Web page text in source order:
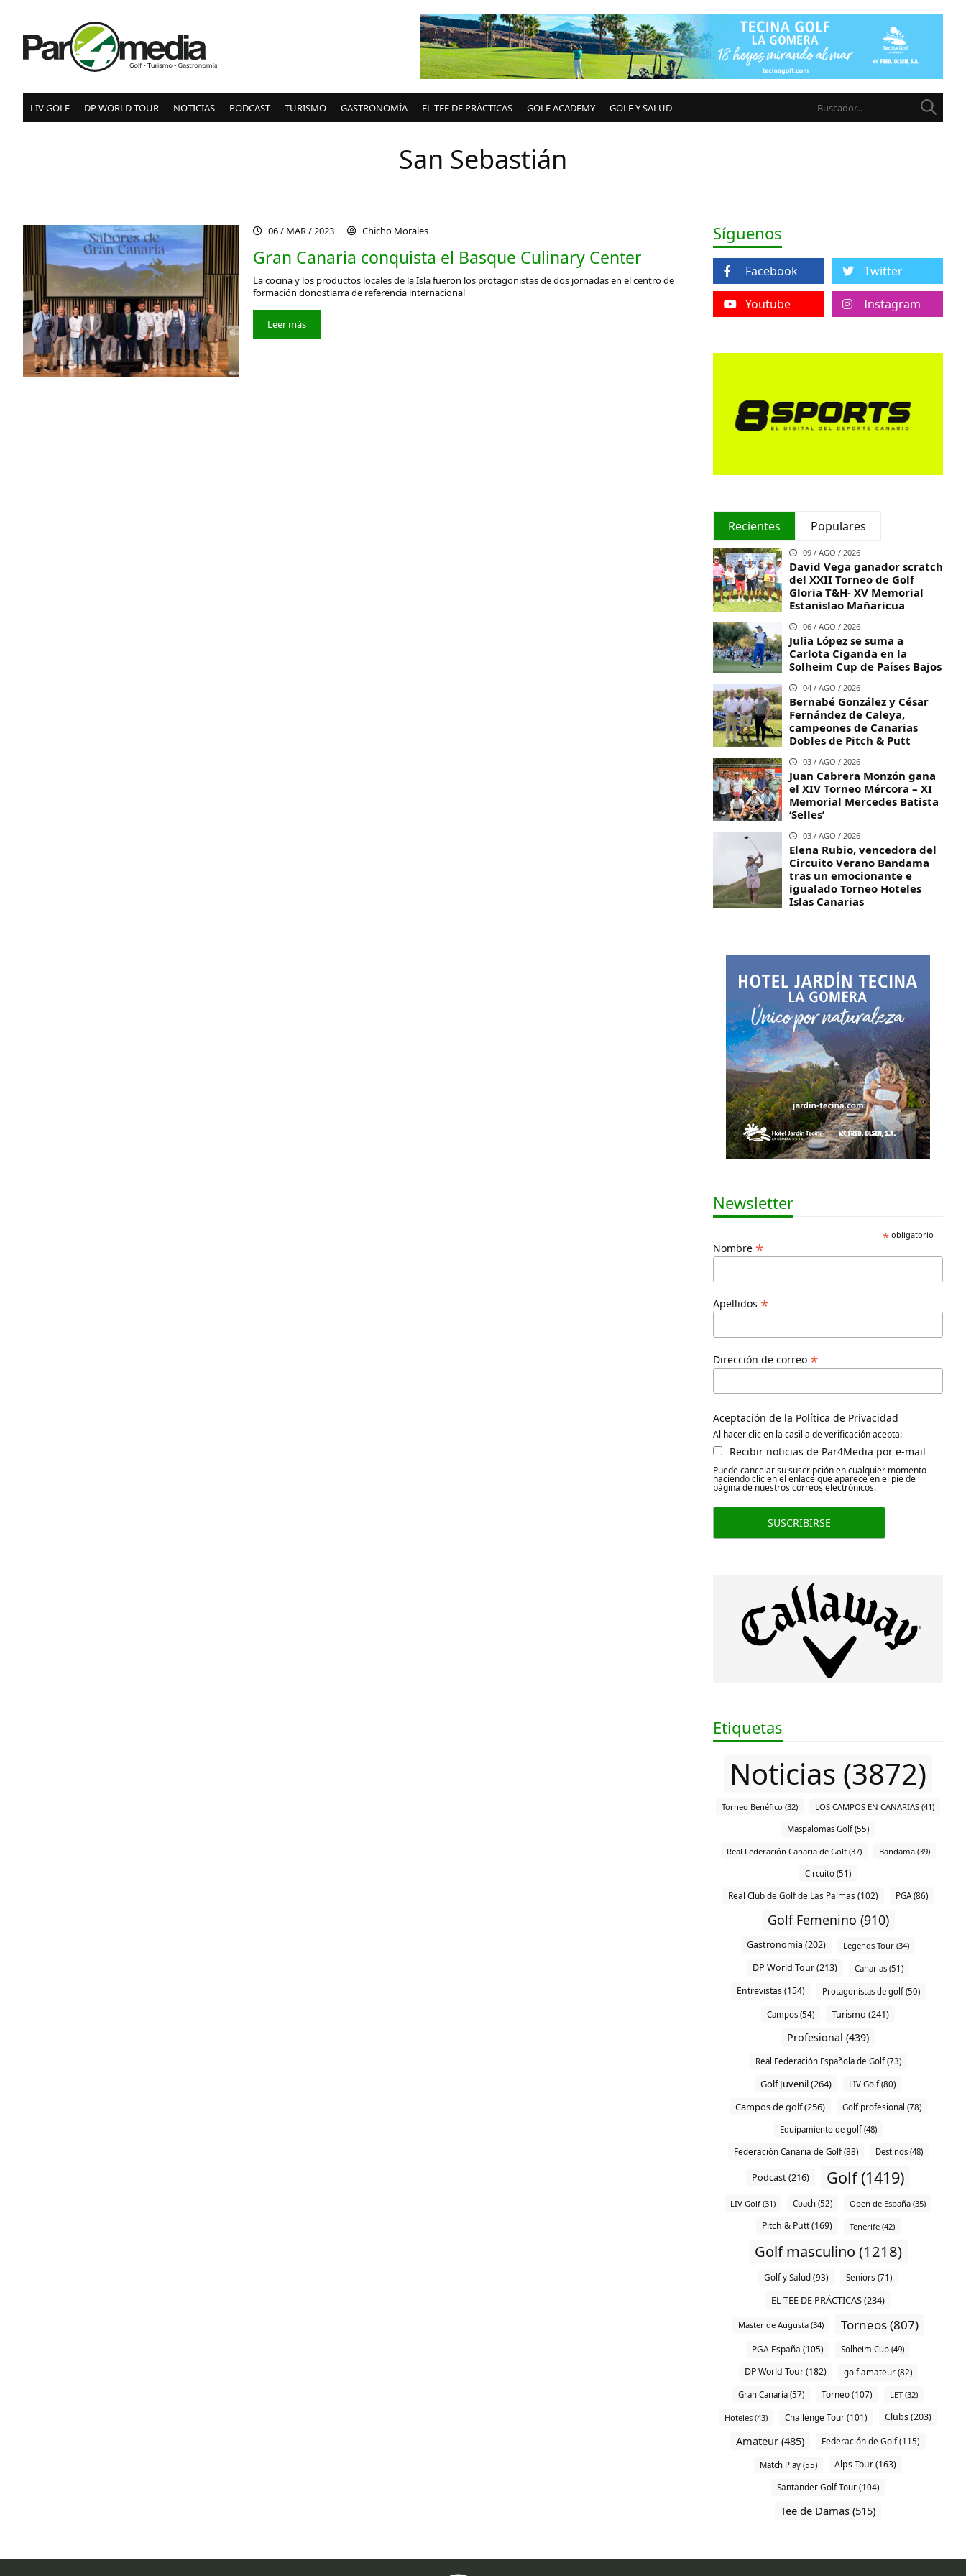
LIV GOLF DP WORLD TOUR NOTICIAS PODCAST TURISMO GASTRONOMÍA EL TEE DE PRÁCTICAS GOLF ACADEMY GOLF Y SALUD
San Sebastián
06 / MAR / 2023 Chicho Morales
Gran Canaria conquista el Basque Culinary Center
La cocina y los productos locales de la Isla fueron los protagonistas de dos jornadas en el centro de
formación donostiarra de referencia internacional
Leer más
Síguenos
Facebook Twitter
Youtube Instagram
Recientes Populares
09 / AGO / 2026
David Vega ganador scratch
del XXII Torneo de Golf
Gloria T&H- XV Memorial
Estanislao Mañaricua
06 / AGO / 2026
Julia López se suma a
Carlota Ciganda en la
Solheim Cup de Países Bajos
04 / AGO / 2026
Bernabé González y César
Fernández de Caleya,
campeones de Canarias
Dobles de Pitch & Putt
03 / AGO / 2026
Juan Cabrera Monzón gana
el XIV Torneo Mércora – XI
Memorial Mercedes Batista
‘Selles’
03 / AGO / 2026
Elena Rubio, vencedora del
Circuito Verano Bandama
tras un emocionante e
igualado Torneo Hoteles
Islas Canarias
Newsletter
* obligatorio
Nombre *
Apellidos *
Dirección de correo *
Aceptación de la Política de Privacidad
Al hacer clic en la casilla de verificación acepta:
Recibir noticias de Par4Media por e-mail
Puede cancelar su suscripción en cualquier momento
haciendo clic en el enlace que aparece en el pie de
página de nuestros correos electrónicos.
Etiquetas
Noticias (3872)
Torneo Benéfico (32) LOS CAMPOS EN CANARIAS (41)
Maspalomas Golf (55)
Real Federación Canaria de Golf (37) Bandama (39)
Circuito (51)
Real Club de Golf de Las Palmas (102) PGA (86)
Golf Femenino (910)
Gastronomía (202) Legends Tour (34)
DP World Tour (213) Canarias (51)
Entrevistas (154) Protagonistas de golf (50)
Campos (54) Turismo (241)
Profesional (439)
Real Federación Española de Golf (73)
Golf Juvenil (264) LIV Golf (80)
Campos de golf (256) Golf profesional (78)
Equipamiento de golf (48)
Federación Canaria de Golf (88) Destinos (48)
Podcast (216) Golf (1419)
LIV Golf (31) Coach (52) Open de España (35)
Pitch & Putt (169) Tenerife (42)
Golf masculino (1218)
Golf y Salud (93) Seniors (71)
EL TEE DE PRÁCTICAS (234)
Master de Augusta (34) Torneos (807)
PGA España (105) Solheim Cup (49)
DP World Tour (182) golf amateur (82)
Gran Canaria (57) Torneo (107) LET (32)
Hoteles (43) Challenge Tour (101) Clubs (203)
Amateur (485) Federación de Golf (115)
Match Play (55) Alps Tour (163)
Santander Golf Tour (104)
Tee de Damas (515)